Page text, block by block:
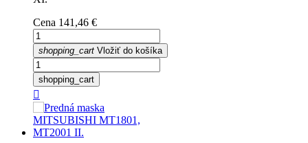
Cena 141,46 €
shopping_cart Vložiť do košíka
shopping_cart
